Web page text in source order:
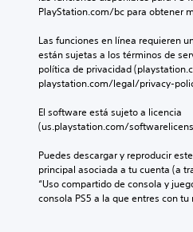
PlayStation.com/bc para obtener
Las funciones en línea requieren
están sujetas a los términos de
política de privacidad
playstation.com/legal/privacy-
El software está sujeto a licencia
(us.playstation.com/
Puedes descargar y reproducir
principal asociada a tu cuenta (a
“Uso compartido de consola y
consola PS5 a la que entres con